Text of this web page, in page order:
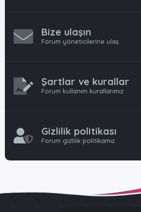
Bize ulaşın
Forum yöneticilerine ulaş
Şartlar ve kurallar
Forum kullanım kurallarımız
Gizlilik politikası
Forum gizlilik politikamız